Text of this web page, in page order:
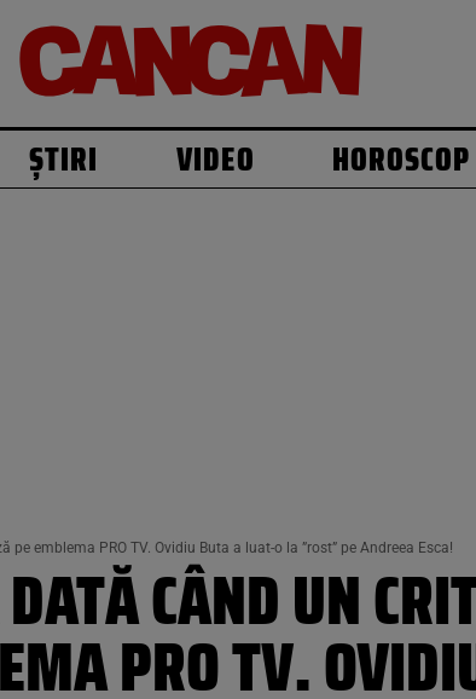
ȘTIRI VIDEO HOROSCOP
emblema PRO TV. Ovidiu Buta a luat-o la ”rost” pe Andreea Esca!
CÂND UN
PRO TV.